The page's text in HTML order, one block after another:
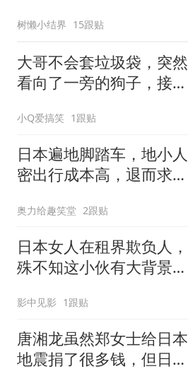
树懒小结界 15跟贴
大哥不会套垃圾袋，突然
看向了一旁的狗子，接下
小Q爱搞笑 1跟贴
日本遍地脚踏车，地小人
密出行成本高，退而求其
奥力给趣笑堂 2跟贴
日本女人在租界欺负人，
殊不知这小伙有大背景，
影中见影 1跟贴
唐湘龙虽然郑女士给日本
地震捐了很多钱，但日本